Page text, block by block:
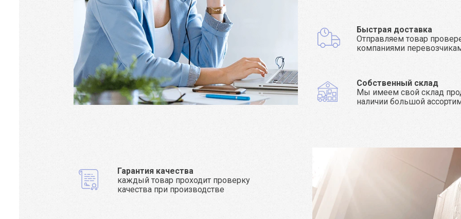
Быстрая доставка
Отправляем товар
компаниями
Собственный склад
Мы имеем свой склад
наличии большой
Гарантия качества
каждый товар проходит проверку
качества при производстве